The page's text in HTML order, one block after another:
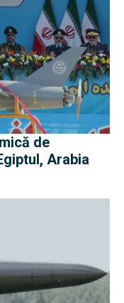
de
Arabia